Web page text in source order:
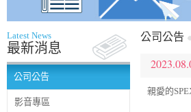
Latest News
最新消息
公司公告
影音專區
公司公告
親愛的